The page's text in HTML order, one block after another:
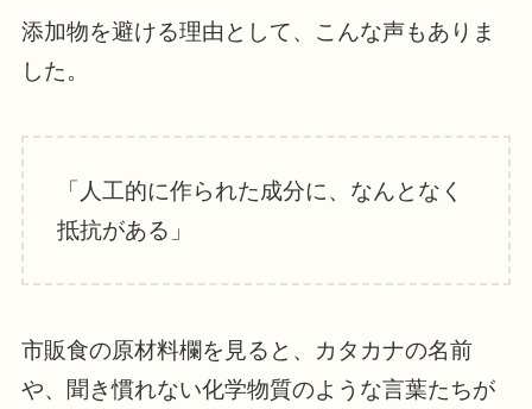
添加物を避ける理由として、こんな声もありま
した。
「人工的に作られた成分に、なんとなく
抵抗がある」
市販食の原材料欄を見ると、カタカナの名前
や、聞き慣れない化学物質のような言葉たちが